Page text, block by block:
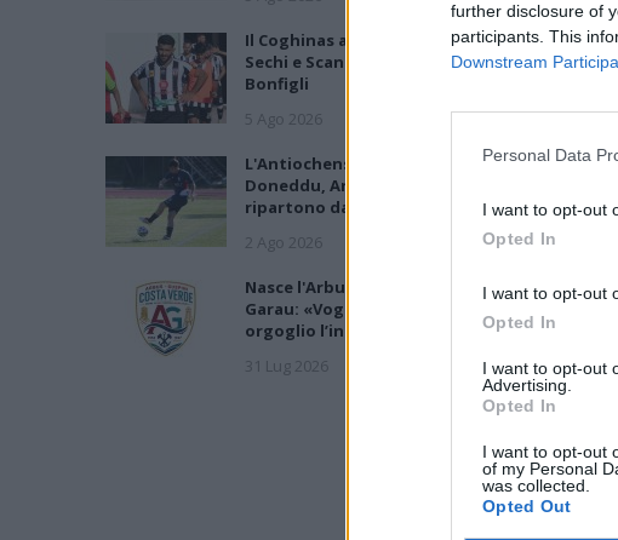
further disclosure of
participants. This
Downstream
Personal Data
I want to opt-out
Opted In
I want to opt-out
Opted In
I want to opt-out
Advertising.
Opted In
I want to opt-out
of my Personal
was collected.
Opted Out
Il Coghinas ancora più forte con
Sechi e Scanu, al Macomer arriva
Bonfigli
5 Ago 2026
L'Antiochense prende Caddeo e
Doneddu, Arborea e Tharros
ripartono dai tecnici Firinu e Frongia
2 Ago 2026
Nasce l'Arbus Guspini Costa Verde,
Garau: «Vogliamo rappresentare con
orgoglio l’intero territorio»
31 Lug 2026